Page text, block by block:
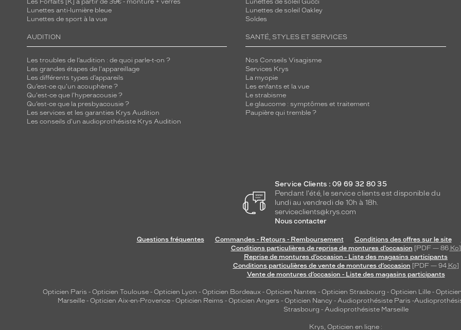
Les Forfaits [K] à partir de 39€ - monture + verres
Lunettes anti-lumière bleue
Lunettes de sport à la vue
Lunettes de soleil Gucci
Lunettes de soleil Oakley
Soldes
AUDITION
Les troubles de l’audition : de quoi parle-t-on ?
Les grandes étapes de l'appareillage
Les différents types d’appareils
Qu’est-ce qu'un acouphène ?
Qu'est-ce que l'hyperacousie ?
Qu’est-ce que la presbyacousie ?
Les services et les garanties Krys Audition
Les conseils d'un audioprothésiste Krys Audition
SANTÉ, STYLES ET SERVICES
Nos Conseils Visagisme
Services Krys
La myopie
Les enfants et la vue
Le strabisme
Le glaucome : symptômes et traitement
Paupière qui tremble ?
Service Clients : 09 69 32 80 35
Pendant l'été, le service clients est disponible du
lundi au vendredi de 10h à 18h.
serviceclients@krys.com
Nous contacter
Questions fréquentes Commandes - Retours - Remboursement Conditions des offres sur le site
Conditions particulières de reprise de montures d’occasion [PDF — 86 Ko]
Reprise de montures d’occasion - Liste des magasins participants
Conditions particulières de vente de montures d’occasion [PDF — 94 Ko]
Vente de montures d’occasion - Liste des magasins participants
Opticien Paris - Opticien Toulouse - Opticien Lyon - Opticien Bordeaux - Opticien Nantes - Opticien Strasbourg - Opticien Lille -
Marseille - Opticien Aix-en-Provence - Opticien Reims - Opticien Angers - Opticien Nancy - Audioprothésiste Paris -
Strasbourg - Audioprothésiste Marseille
Krys, Opticien en ligne :